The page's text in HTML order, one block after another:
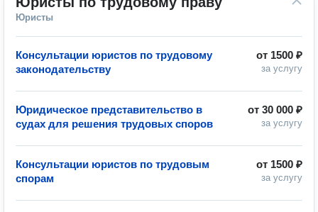
Юристы
от 1500 ₽
за услугу
Консультации юристов по трудовому
законодательству
от 30 000 ₽
за услугу
Юридическое представительство в
судах для решения трудовых споров
от 1500 ₽
за услугу
Консультации юристов по трудовым
спорам